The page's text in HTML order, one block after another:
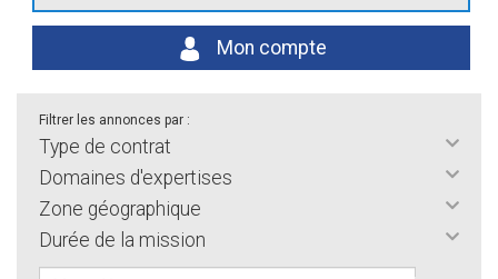
Mon compte
Filtrer les annonces par :
Type de contrat
Domaines d'expertises
Zone géographique
Durée de la mission